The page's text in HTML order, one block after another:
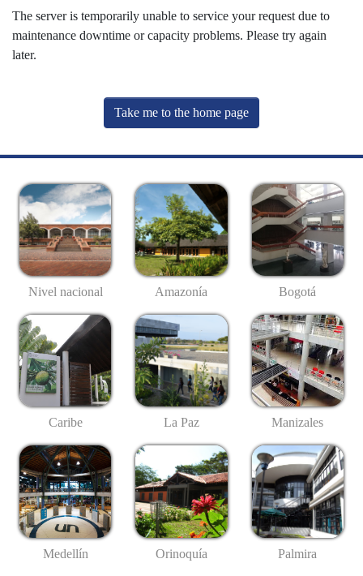
The server is temporarily unable to service your request due to
maintenance downtime or capacity problems. Please try again
later.
Take me to the home page
Nivel nacional Amazonía Bogotá
Caribe La Paz Manizales
Medellín Orinoquía Palmira